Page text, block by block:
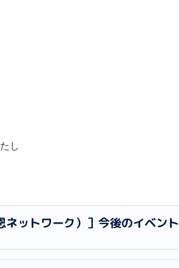
し
ットワーク）］今後のイベント